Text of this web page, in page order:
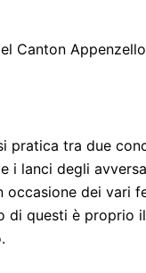
Canton
pratica tra due
lanci degli
dei vari
di questi è proprio